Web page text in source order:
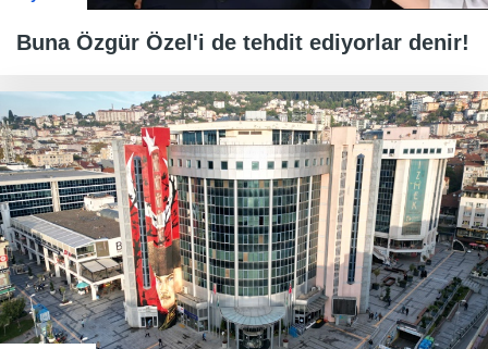
Buna Özgür Özel'i de tehdit ediyorlar denir!